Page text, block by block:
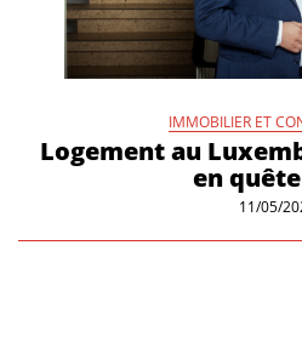
IMMOBILIER ET
Logement au
en
11/05/